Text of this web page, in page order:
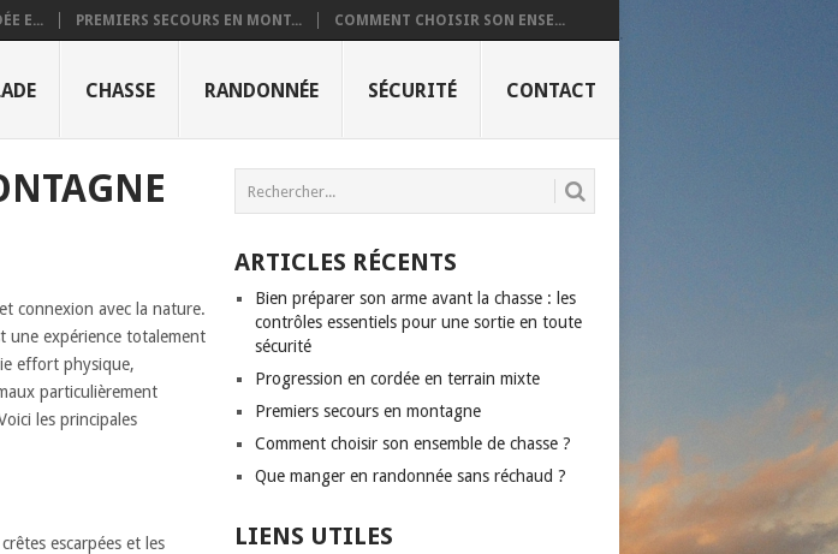
E... PREMIERS SECOURS EN MONT... COMMENT CHOISIR SON ENSE...
CHASSE RANDONNÉE SÉCURITÉ CONTACT
connexion avec la nature.
une expérience totalement
effort physique,
particulièrement
les principales
escarpées et les
ARTICLES RÉCENTS
Bien préparer son arme avant la chasse : les
contrôles essentiels pour une sortie en toute
sécurité
Progression en cordée en terrain mixte
Premiers secours en montagne
Comment choisir son ensemble de chasse ?
Que manger en randonnée sans réchaud ?
LIENS UTILES